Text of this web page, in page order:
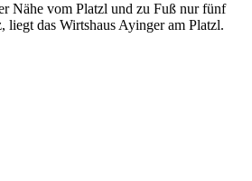
Nähe vom Platzl und zu Fuß nur fünf
liegt das Wirtshaus Ayinger am Platzl.